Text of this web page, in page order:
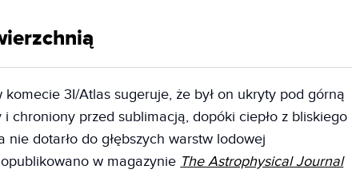
3I/Atlas sugeruje, że był on ukryty pod górną
chroniony przed sublimacją, dopóki ciepło z bliskiego
nie dotarło do głębszych warstw lodowej
w magazynie The Astrophysical Journal